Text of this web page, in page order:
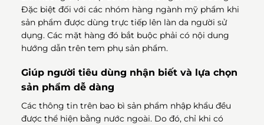
Đặc biệt đối với các nhóm hàng ngành mỹ phẩm khi
sản phẩm được dùng trực tiếp lên làn da người sử
dụng. Các mặt hàng đó bắt buộc phải có nội dung
hướng dẫn trên tem phụ sản phẩm.
Giúp người tiêu dùng nhận biết và lựa chọn
sản phẩm dễ dàng
Các thông tin trên bao bì sản phẩm nhập khẩu đều
được thể hiện bằng nước ngoài. Do đó, chỉ khi có